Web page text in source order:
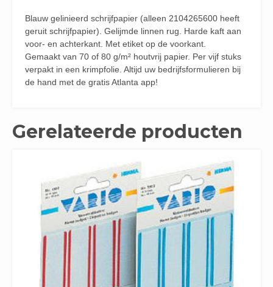
Blauw gelinieerd schrijfpapier (alleen 2104265600 heeft
geruit schrijfpapier). Gelijmde linnen rug. Harde kaft aan
voor- en achterkant. Met etiket op de voorkant.
Gemaakt van 70 of 80 g/m² houtvrij papier. Per vijf stuks
verpakt in een krimpfolie. Altijd uw bedrijfsformulieren bij
de hand met de gratis Atlanta app!
Gerelateerde producten